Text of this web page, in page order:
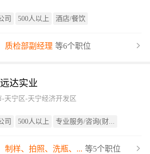
司 500人以上 酒店/餐饮
质检部副经理 等6个职位
达实业
-天宁区-天宁经济开发区
司 500人以上 专业服务/咨询(财...
制样、拍照、洗瓶、... 等5个职位